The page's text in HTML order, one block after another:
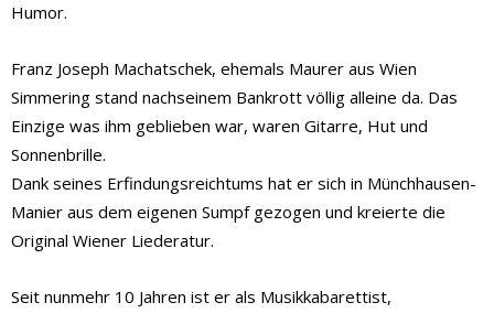
Humor.
Franz Joseph Machatschek, ehemals Maurer aus Wien
Simmering stand nachseinem Bankrott völlig alleine da. Das
Einzige was ihm geblieben war, waren Gitarre, Hut und
Sonnenbrille.
Dank seines Erfindungsreichtums hat er sich in Münchhausen-
Manier aus dem eigenen Sumpf gezogen und kreierte die
Original Wiener Liederatur.
Seit nunmehr 10 Jahren ist er als Musikkabarettist,